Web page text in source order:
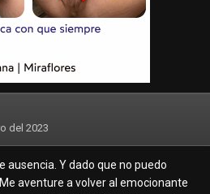
del 2023
ausencia. Y dado que no puedo
aventure a volver al emocionante